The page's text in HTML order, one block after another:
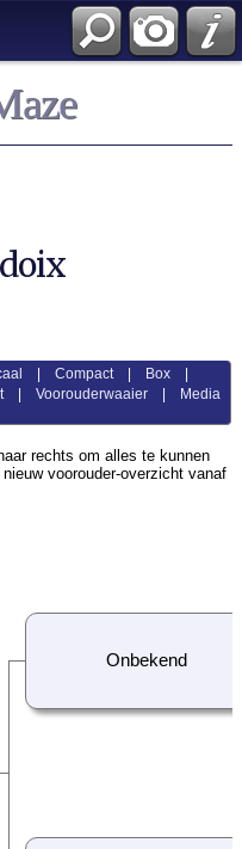
|Compact| Box
|Voorouderwaaier
Media
rechts om alles te kunnen
voorouder-overzicht vanaf
Onbekend